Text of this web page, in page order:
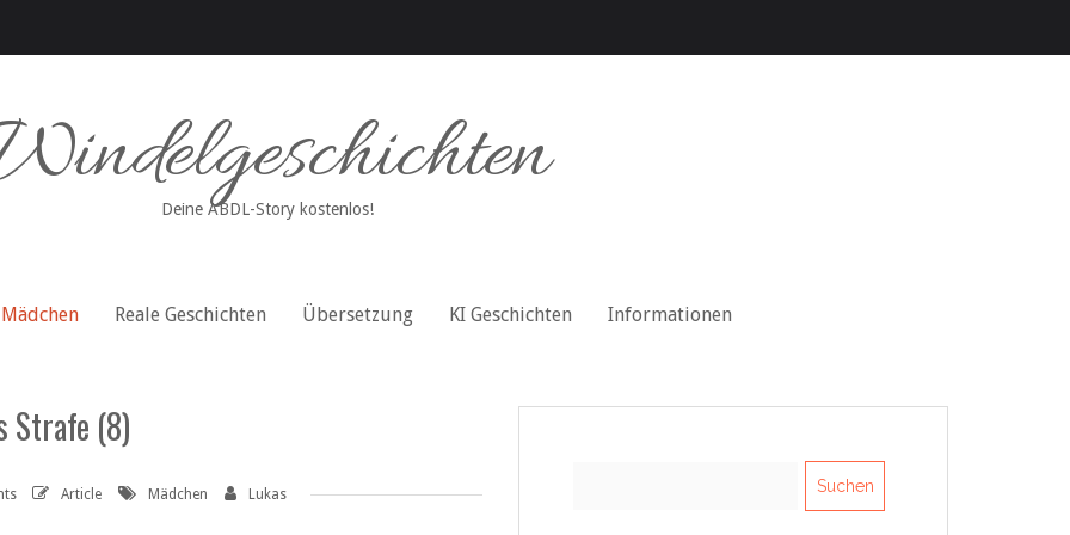
Deine ABDL-Story kostenlos!
Mädchen Reale Geschichten Übersetzung KI Geschichten Informationen
Strafe (8)
Article Mädchen Lukas